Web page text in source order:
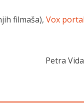
filmaša),Vox
Petra